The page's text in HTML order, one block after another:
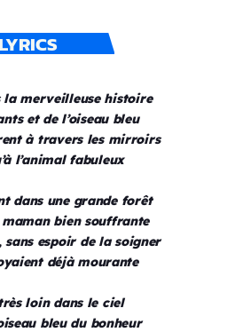
LYRICS
la merveilleuse histoire
et de l’oiseau bleu
à travers les mirroirs
l’animal fabuleux
dans une grande forêt
bien souffrante
sans espoir de la soigner
déjà mourante
loin dans le ciel
bleu du bonheur